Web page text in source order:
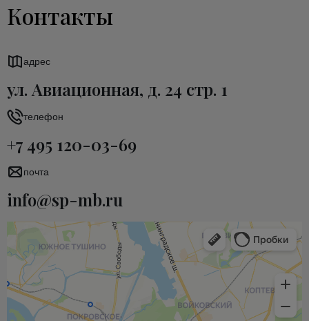
Контакты
адрес
ул. Авиационная, д. 24 стр. 1
телефон
+7 495 120-03-69
почта
info@sp-mb.ru